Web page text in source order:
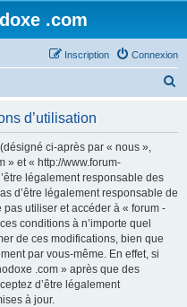
.com
Connexion
Inscription
d’utilisation
ci-après par « nous »,
» et « http://www.forum-
légalement responsable des
d’être légalement responsable de
utiliser et accéder à « forum -
conditions à n’importe quel
de ces modifications, bien que
par vous-même. En effet, si
.com » après que des
d’être légalement
à jour.